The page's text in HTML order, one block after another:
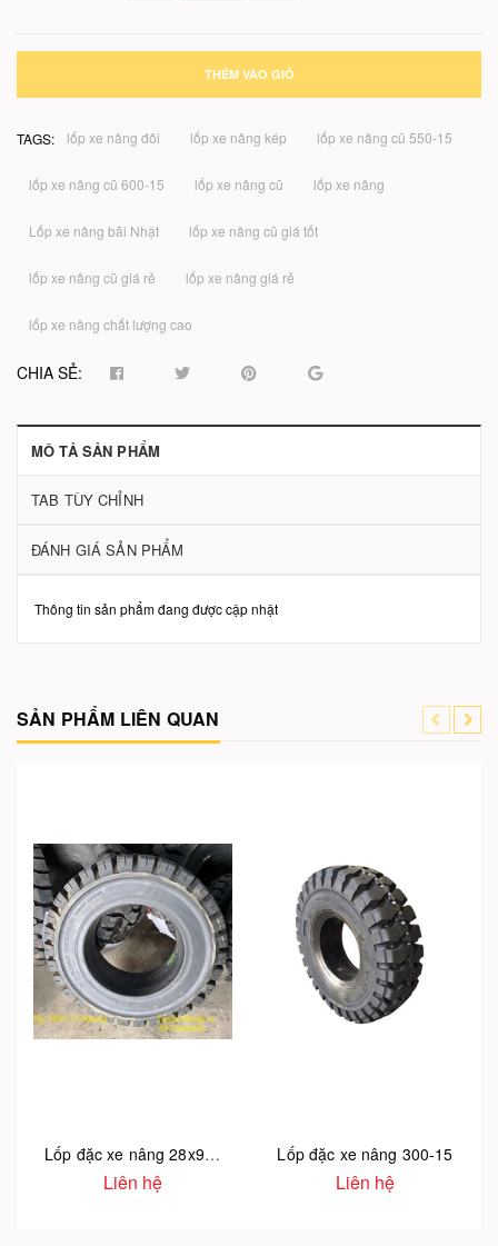
THÊM VÀO GIỎ
TAGS: lốp xe nâng đôi lốp xe nâng kép lốp xe nâng cũ 550-15
lốp xe nâng cũ 600-15 lốp xe nâng cũ lốp xe nâng
Lốp xe nâng bãi Nhật lốp xe nâng cũ giá tốt
lốp xe nâng cũ giá rẻ lốp xe nâng giá rẻ
lốp xe nâng chất lượng cao
CHIA SẺ:
MÔ TẢ SẢN PHẨM
TAB TÙY CHỈNH
ĐÁNH GIÁ SẢN PHẨM
Thông tin sản phẩm đang được cập nhật
SẢN PHẨM LIÊN QUAN
Lốp đặc xe nâng 28x9-15 Dunlop Thái Lan
Liên hệ
Lốp đặc xe nâng 300-15
Liên hệ